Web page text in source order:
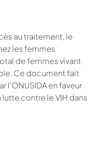
au traitement, le
les femmes
de femmes vivant
Ce document fait
l’ONUSIDA en faveur
contre le VIH dans